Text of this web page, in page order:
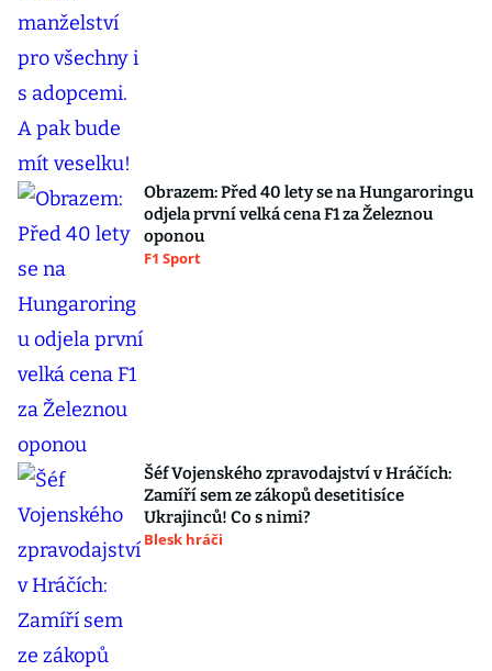
Obrazem: Před 40 lety se na Hungaroringu
odjela první velká cena F1 za Železnou
oponou
F1 Sport
Šéf Vojenského zpravodajství v Hráčích:
Zamíří sem ze zákopů desetitisíce
Ukrajinců! Co s nimi?
Blesk hráči